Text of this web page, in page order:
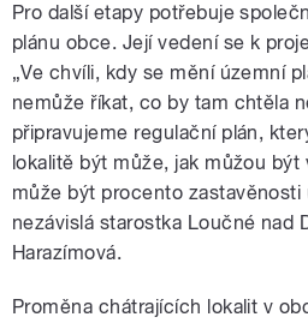
Pro další etapy potřebuje
plánu obce. Její vedení se k
„Ve chvíli, kdy se mění územní
nemůže říkat, co by tam chtěla
připravujeme regulační plán,
lokalitě být může, jak můžou být
může být procento zastavěnosti
nezávislá starostka Loučné nad
Harazímová.
Proměna chátrajících lokalit v